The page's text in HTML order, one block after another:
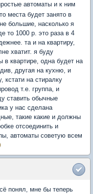
автоматы и к ним
места будет занято в
большие, насколько я
то 1000 р. это раза в 4
та и на квартиру,
хватит. я буду
в квартире, одна будет на
другая на кухню, и
кстати на стиралку
т.е. группа, и
ставить обычные
у нас сделана
такие какие и должны
отсоединить и
автоматы советую всем
понял, мне бы теперь